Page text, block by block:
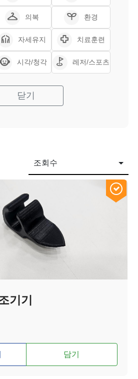
의복 환경
자세유지 치료훈련
시각/청각 레저/스포츠
닫기
조회수
기기
담기